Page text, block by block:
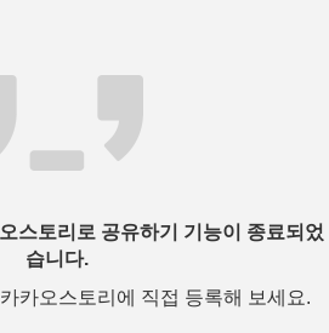
스토리로 공유하기 기능이 종료되었
습니다.
카오스토리에 직접 등록해 보세요.